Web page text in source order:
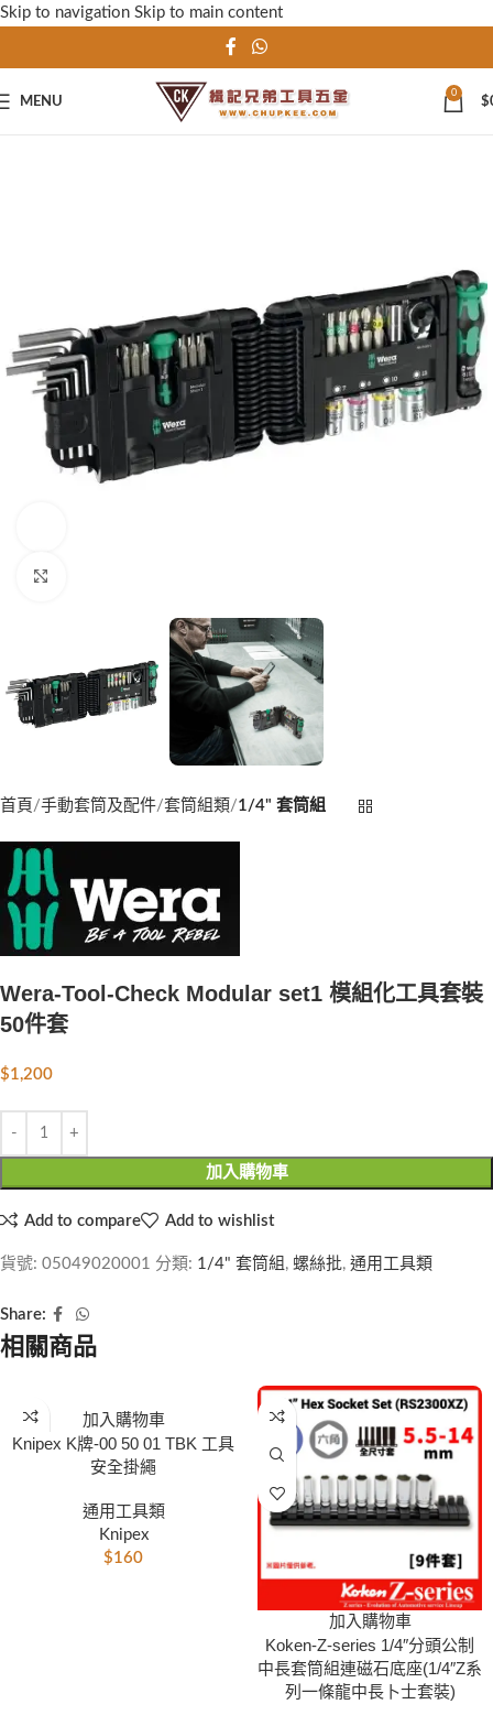
Skip to navigation Skip to main content
MENU
0
$
首頁 手動套筒及配件 套筒組類 1/4" 套筒組
Wera-Tool-Check Modular set1 模組化工具套裝
50件套
$1,200
加入購物車
Add to compare Add to wishlist
貨號: 05049020001 分類: 1/4" 套筒組 , 螺絲批, 通用工具類
Share:
相關商品
加入購物車
Knipex K牌-00 50 01 TBK 工具
安全掛繩
通用工具類
Knipex
$160
加入購物車
Koken-Z-series 1/4″分頭公制
中長套筒組連磁石底座(1/4″Z系
列一條龍中長卜士套裝)